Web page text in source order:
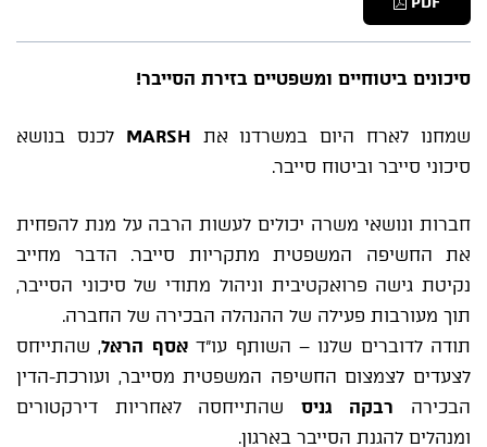
סיכונים ביטוחיים ומשפטיים בזירת הסייבר!
שמחנו לארח היום במשרדנו את MARSH לכנס בנושא
סיכוני סייבר וביטוח סייבר.
חברות ונושאי משרה יכולים לעשות הרבה על מנת להפחית
את החשיפה המשפטית מתקריות סייבר. הדבר מחייב
נקיטת גישה פרואקטיבית וניהול מתודי של סיכוני הסייבר,
תוך מעורבות פעילה של ההנהלה הבכירה של החברה.
תודה לדוברים שלנו – השותף עו"דאסף הראל, שהתייחס
לצעדים לצמצום החשיפה המשפטית מסייבר, ועורכת-הדין
הבכירה רבקה גניס שהתייחסה לאחריות דירקטורים
ומנהלים להגנת הסייבר בארגון.